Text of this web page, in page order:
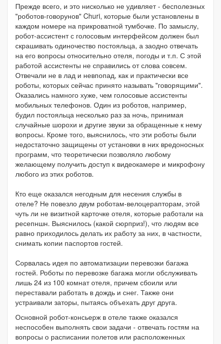
Прежде всего, и это нисколько не удивляет - бесполезных
"роботов-говорунов" Churi, которые были установлены в
каждом номере на прикроватной тумбочке. По замыслу,
робот-ассистент с голосовым интерфейсом должен был
скрашивать одиночество постояльца, а заодно отвечать
на его вопросы относительно отеля, погоды и т.п. С этой
работой ассистенты не справились от слова совсем.
Отвечали не в лад и невпопад, как и практически все
роботы, которых сейчас принято называть "говорящими".
Оказались намного хуже, чем голосовые ассистенты
мобильных телефонов. Один из роботов, например,
будил постояльца несколько раз за ночь, принимая
случайные шорохи и другие звуки за обращенные к нему
вопросы. Кроме того, выяснилось, что эти роботы были
недостаточно защищены от установки в них вредоносных
программ, что теоретически позволяло любому
желающему получить доступ к видеокамере и микрофону
любого из этих роботов.
Кто еще оказался негодным для несения службы в
отеле? Не повезло двум роботам-велоцерапторам, этой
чуть ли не визитной карточке отеля, которые работали на
ресепншн. Выяснилось (какой сюрприз!), что людям все
равно приходилось делать их работу за них, в частности,
снимать копии паспортов гостей.
Сорвалась идея по автоматизации перевозки багажа
гостей. Роботы по перевозке багажа могли обслуживать
лишь 24 из 100 комнат отеля, причем сбоили или
переставали работать в дождь и снег. Также они
устраивали заторы, пытаясь объехать друг друга.
Основной робот-консьерж в отеле также оказался
неспособен выполнять свои задачи - отвечать гостям на
вопросы о расписании полетов или расположенных